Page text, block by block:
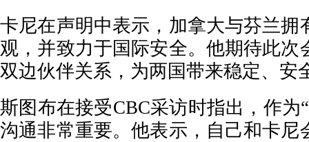
卡尼在声明中表示，加拿大与芬兰拥
观，并致力于国际安全。他期待此次
双边伙伴关系，为两国带来稳定、安
斯图布在接受CBC采访时指出，作为
沟通非常重要。他表示，自己和卡尼